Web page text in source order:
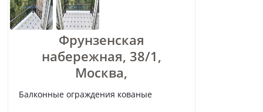
Фрунзенская
набережная, 38/1,
Москва,
Балконные ограждения кованые